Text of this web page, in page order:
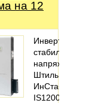
на 12
Инвертоный
стабилизатор
напряжения
Штиль
ИнСтаб
IS12000